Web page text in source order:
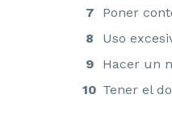
Poner
Uso
Hacer un
Tener el